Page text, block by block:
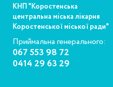
КНП "Коростенська
центральна міська лікарня
Коростенської міської ради"
Приймальна генерального:
067 553 98 72
0414 29 63 29